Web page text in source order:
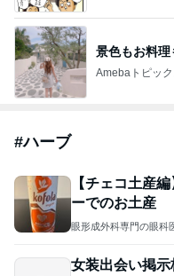
景色もお料
Amebaトピッ
#ハーブ
【チェコ土産
ーでのお土産
眼形成外科専門の眼科
女装出会い掲